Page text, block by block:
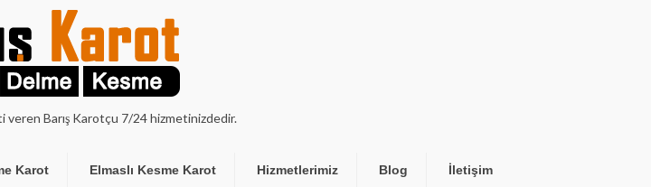
Barış Karotçu 7/24 hizmetinizdedir.
Karot Elmaslı Kesme Karot Hizmetlerimiz Blog İletişim